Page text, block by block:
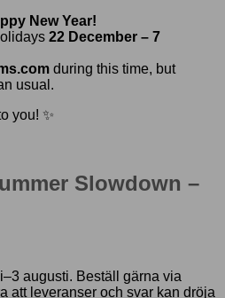
New Year!
22 December – 7
during this time, but
usual.
you! ✨
Slowdown –
augusti. Beställ gärna via
att leveranser och svar kan dröja